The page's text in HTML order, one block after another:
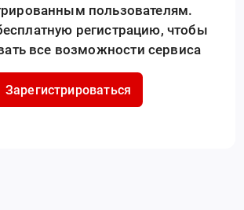
пользователям.
регистрацию, чтобы
все возможности сервиса
Зарегистрироваться